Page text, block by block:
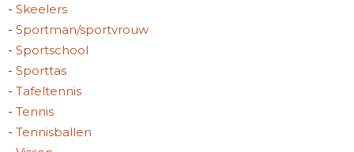
- Skeelers
- Sportman/sportvrouw
- Sportschool
- Sporttas
- Tafeltennis
- Tennis
- Tennisballen